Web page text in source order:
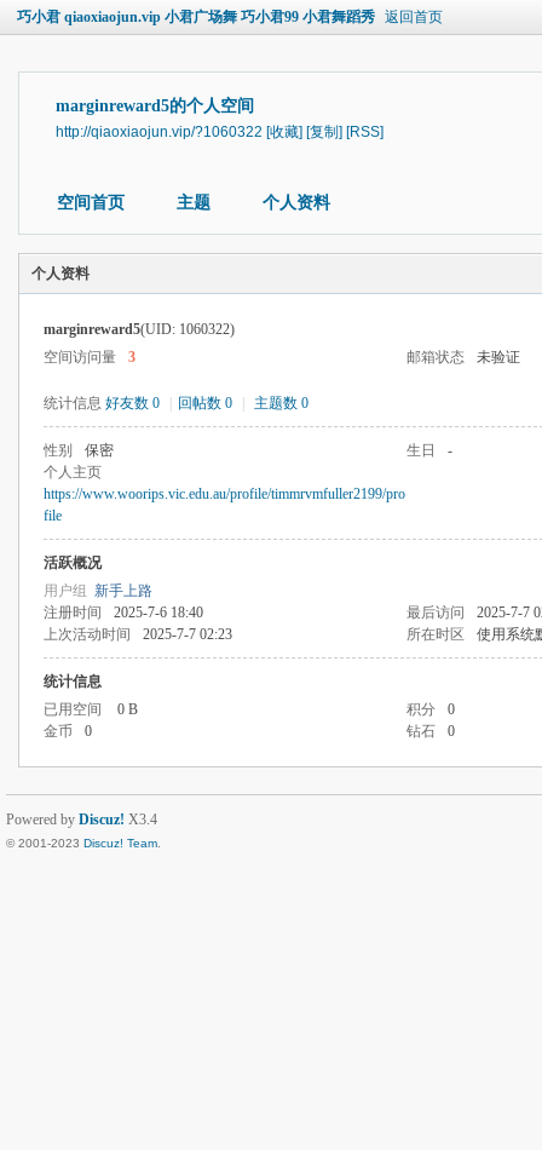
巧小君 qiaoxiaojun.vip 小君广场舞 巧小君99 小君舞蹈秀 返回首页
marginreward5的个人空间
http://qiaoxiaojun.vip/?1060322 [收藏] [复制] [RSS]
空间首页 主题 个人资料
个人资料
marginreward5(UID: 1060322)
空间访问量
3 邮箱状态 未验证
统计信息 好友数 0 回帖数 0 主题数 0
性别 保密 生日
-
个人主页
https://www.woorips.vic.edu.au/profile/timmrvmfuller2199/pro
file
活跃概况
用户组 新手上路
注册时间
2025-7-6 18:40 最后访问
2025-7-7
上次活动时间
2025-7-7 02:23 所在时区 使用系统
统计信息
已用空间
0 B 积分
0
金币
0 钻石 0
Powered by Discuz! X3.4
© 2001-2023 Discuz! Team